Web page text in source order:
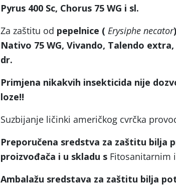
Pyrus 400 Sc, Chorus 75 WG i sl.
Za zaštitu od pepelnice ( Erysiphe necator)
Nativo 75 WG, Vivando, Talendo
dr.
Primjena nikakvih insekticida nije
loze!!
Suzbijanje ličinki američkog cvrčka
Preporučena sredstva za zaštitu bilja
proizvođača i u skladu s Fitosanitarnim
Ambalažu sredstava za zaštitu bilja